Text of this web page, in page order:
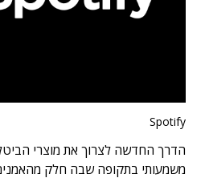
Spotify
הדרך החדשה לצרוך את מוצרי
משמעותי בתקופה שבה חלק